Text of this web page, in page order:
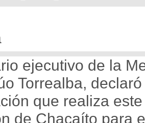
ejecutivo de la
Torrealba,
que realiza
de Chacaíto para